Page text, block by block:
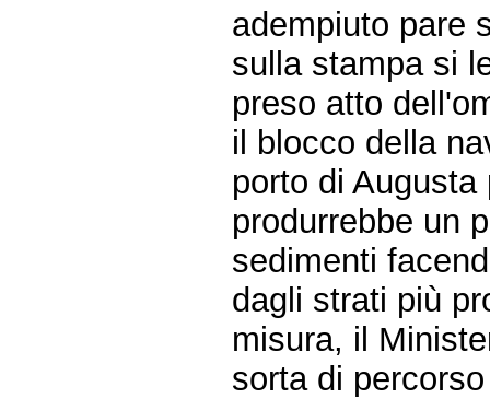
adempiuto pare
sulla stampa si
preso atto
il blocco della
porto di
produrrebbe un
sedimenti
dagli strati più
misura, il
sorta di